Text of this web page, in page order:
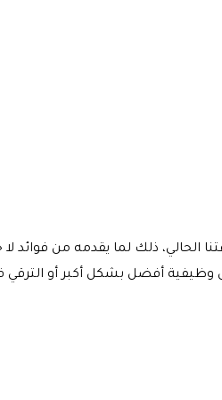
الحالي، ذلك لما يقدمه من
وظيفية أفضل بشكل أكبر أو الترقي